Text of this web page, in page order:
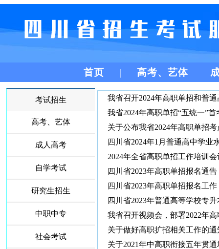
首页 高考、艺体
考试招生
高考、艺体
成人高考
自学考试
研究生招生
中职中专
社会考试
我省召开2024年高职单招和普
我省2024年高职单招“五统一”
关于公布我省2024年高职单招
四川省2024年1月普通高中学业
2024年全省高职单招工作培训
四川省2023年高职单招报名通
四川省2023年高职单招报名工
四川省2023年普通高等学校专
我省召开视频会，部署2022年
关于做好高职扩招相关工作的通
关于2021年中高职衔接五年贯